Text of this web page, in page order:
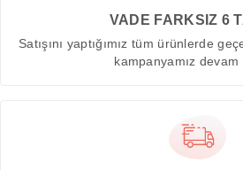
VADE FARKSIZ 6
Satışını yaptığımız tüm ürünlerde
kampanyamız devam